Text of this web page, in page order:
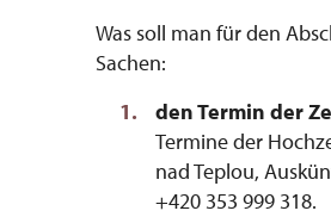
Was soll man für den
Sachen:
den Termin der
Termine der
nad Teplou,
+420 353 999 318.